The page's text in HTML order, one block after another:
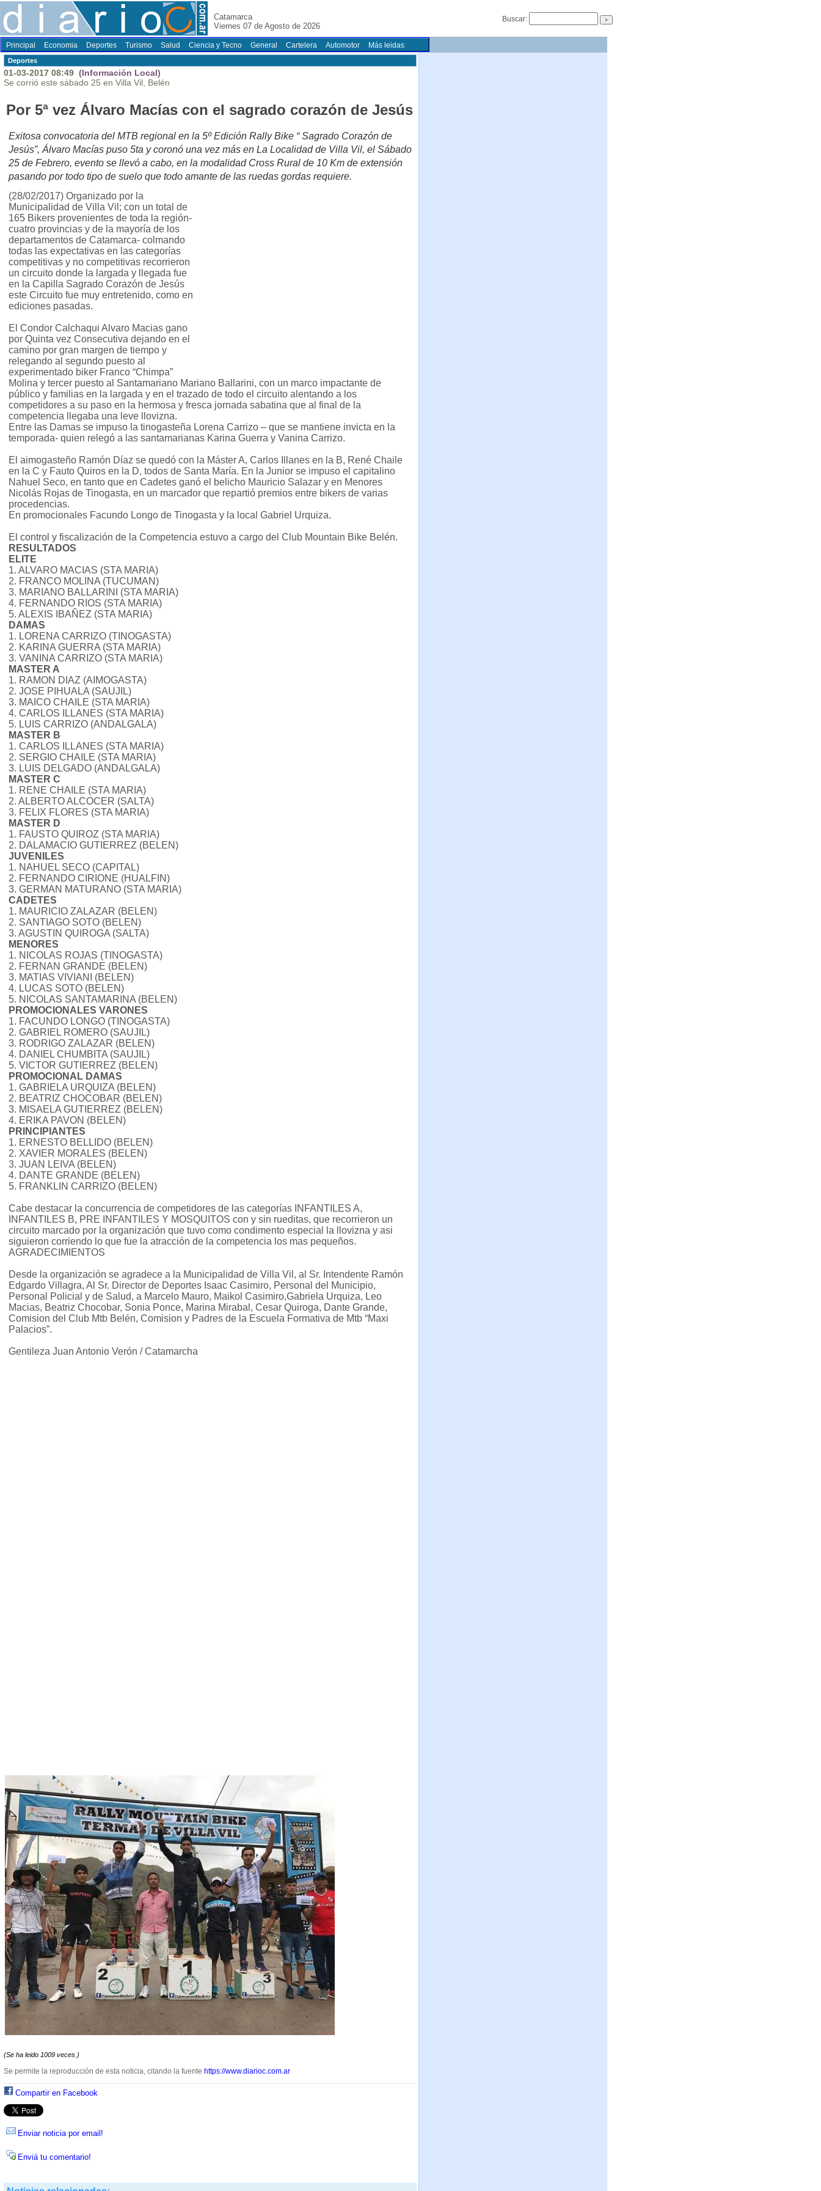
Catamarca
Viernes 07 de Agosto de 2026
Buscar:
Principal Economia Deportes Turismo Salud Ciencia y Tecno General Cartelera Automotor Más leidas
Deportes
01-03-2017 08:49 (Información Local)
Se corrió este sábado 25 en Villa Vil, Belén
Por 5ª vez Álvaro Macías con el sagrado corazón de Jesús
Exitosa convocatoria del MTB regional en la 5º Edición Rally Bike “ Sagrado Corazón de
Jesús”, Álvaro Macías puso 5ta y coronó una vez más en La Localidad de Villa Vil, el Sábado
25 de Febrero, evento se llevó a cabo, en la modalidad Cross Rural de 10 Km de extensión
pasando por todo tipo de suelo que todo amante de las ruedas gordas requiere.
(28/02/2017) Organizado por la
Municipalidad de Villa Vil; con un total de
165 Bikers provenientes de toda la región-
cuatro provincias y de la mayoría de los
departamentos de Catamarca- colmando
todas las expectativas en las categorías
competitivas y no competitivas recorrieron
un circuito donde la largada y llegada fue
en la Capilla Sagrado Corazón de Jesús
este Circuito fue muy entretenido, como en
ediciones pasadas.
El Condor Calchaqui Alvaro Macias gano
por Quinta vez Consecutiva dejando en el
camino por gran margen de tiempo y
relegando al segundo puesto al
experimentado biker Franco “Chimpa”
Molina y tercer puesto al Santamariano Mariano Ballarini, con un marco impactante de
público y familias en la largada y en el trazado de todo el circuito alentando a los
competidores a su paso en la hermosa y fresca jornada sabatina que al final de la
competencia llegaba una leve llovizna.
Entre las Damas se impuso la tinogasteña Lorena Carrizo – que se mantiene invicta en la
temporada- quien relegó a las santamarianas Karina Guerra y Vanina Carrizo.
El aimogasteño Ramón Díaz se quedó con la Máster A, Carlos Illanes en la B, René Chaile
en la C y Fauto Quiros en la D, todos de Santa María. En la Junior se impuso el capitalino
Nahuel Seco, en tanto que en Cadetes ganó el belicho Mauricio Salazar y en Menores
Nicolás Rojas de Tinogasta, en un marcador que repartió premios entre bikers de varias
procedencias.
En promocionales Facundo Longo de Tinogasta y la local Gabriel Urquiza.
El control y fiscalización de la Competencia estuvo a cargo del Club Mountain Bike Belén.
RESULTADOS
ELITE
1. ALVARO MACIAS (STA MARIA)
2. FRANCO MOLINA (TUCUMAN)
3. MARIANO BALLARINI (STA MARIA)
4. FERNANDO RIOS (STA MARIA)
5. ALEXIS IBAÑEZ (STA MARIA)
DAMAS
1. LORENA CARRIZO (TINOGASTA)
2. KARINA GUERRA (STA MARIA)
3. VANINA CARRIZO (STA MARIA)
MASTER A
1. RAMON DIAZ (AIMOGASTA)
2. JOSE PIHUALA (SAUJIL)
3. MAICO CHAILE (STA MARIA)
4. CARLOS ILLANES (STA MARIA)
5. LUIS CARRIZO (ANDALGALA)
MASTER B
1. CARLOS ILLANES (STA MARIA)
2. SERGIO CHAILE (STA MARIA)
3. LUIS DELGADO (ANDALGALA)
MASTER C
1. RENE CHAILE (STA MARIA)
2. ALBERTO ALCOCER (SALTA)
3. FELIX FLORES (STA MARIA)
MASTER D
1. FAUSTO QUIROZ (STA MARIA)
2. DALAMACIO GUTIERREZ (BELEN)
JUVENILES
1. NAHUEL SECO (CAPITAL)
2. FERNANDO CIRIONE (HUALFIN)
3. GERMAN MATURANO (STA MARIA)
CADETES
1. MAURICIO ZALAZAR (BELEN)
2. SANTIAGO SOTO (BELEN)
3. AGUSTIN QUIROGA (SALTA)
MENORES
1. NICOLAS ROJAS (TINOGASTA)
2. FERNAN GRANDE (BELEN)
3. MATIAS VIVIANI (BELEN)
4. LUCAS SOTO (BELEN)
5. NICOLAS SANTAMARINA (BELEN)
PROMOCIONALES VARONES
1. FACUNDO LONGO (TINOGASTA)
2. GABRIEL ROMERO (SAUJIL)
3. RODRIGO ZALAZAR (BELEN)
4. DANIEL CHUMBITA (SAUJIL)
5. VICTOR GUTIERREZ (BELEN)
PROMOCIONAL DAMAS
1. GABRIELA URQUIZA (BELEN)
2. BEATRIZ CHOCOBAR (BELEN)
3. MISAELA GUTIERREZ (BELEN)
4. ERIKA PAVON (BELEN)
PRINCIPIANTES
1. ERNESTO BELLIDO (BELEN)
2. XAVIER MORALES (BELEN)
3. JUAN LEIVA (BELEN)
4. DANTE GRANDE (BELEN)
5. FRANKLIN CARRIZO (BELEN)
Cabe destacar la concurrencia de competidores de las categorías INFANTILES A,
INFANTILES B, PRE INFANTILES Y MOSQUITOS con y sin rueditas, que recorrieron un
circuito marcado por la organización que tuvo como condimento especial la llovizna y asi
siguieron corriendo lo que fue la atracción de la competencia los mas pequeños.
AGRADECIMIENTOS
Desde la organización se agradece a la Municipalidad de Villa Vil, al Sr. Intendente Ramón
Edgardo Villagra, Al Sr. Director de Deportes Isaac Casimiro, Personal del Municipio,
Personal Policial y de Salud, a Marcelo Mauro, Maikol Casimiro,Gabriela Urquiza, Leo
Macias, Beatriz Chocobar, Sonia Ponce, Marina Mirabal, Cesar Quiroga, Dante Grande,
Comision del Club Mtb Belén, Comision y Padres de la Escuela Formativa de Mtb “Maxi
Palacios”.
Gentileza Juan Antonio Verón / Catamarcha
(Se ha leido 1009 veces.)
Se permite la reproducción de esta noticia, citando la fuente https://www.diarioc.com.ar
Compartir en Facebook
Enviar noticia por email!
Enviá tu comentario!